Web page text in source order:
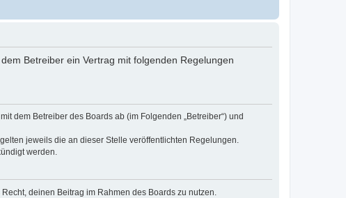
Betreiber ein Vertrag mit folgenden Regelungen
dem Betreiber des Boards ab (im Folgenden „Betreiber“) und
jeweils die an dieser Stelle veröffentlichten Regelungen.
werden.
deinen Beitrag im Rahmen des Boards zu nutzen.